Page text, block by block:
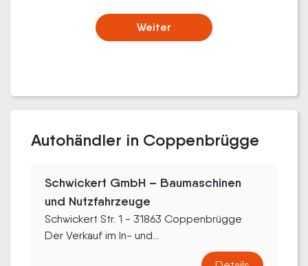
Weiter
Autohändler in Coppenbrügge
Schwickert GmbH – Baumaschinen
und Nutzfahrzeuge
Schwickert Str. 1 - 31863 Coppenbrügge
Der Verkauf im In- und...